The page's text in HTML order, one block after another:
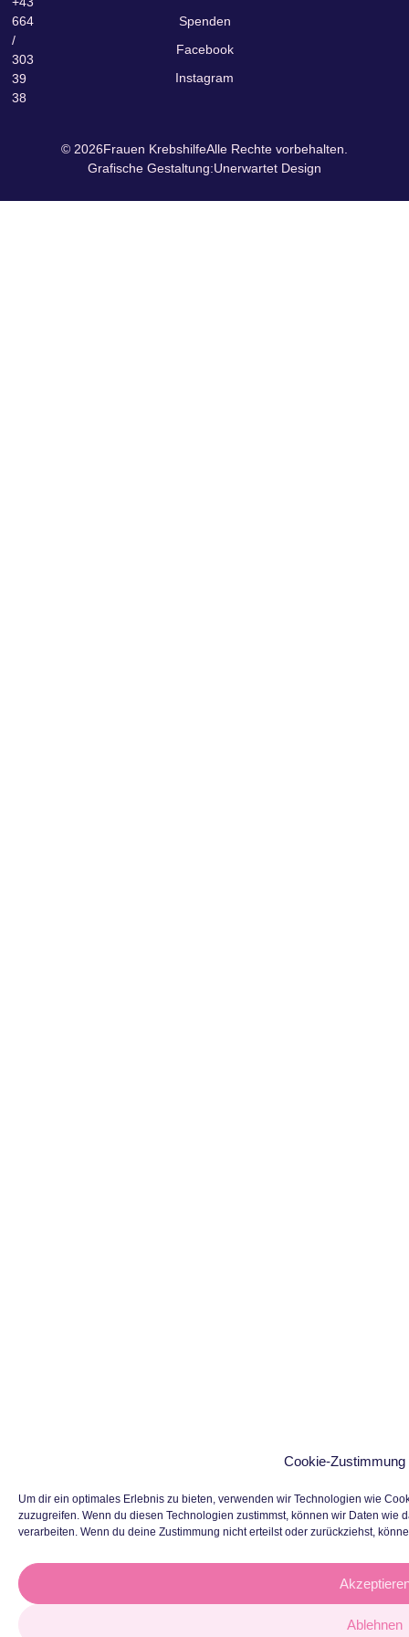
Cookie-Zustimmung
Um dir ein optimales Erlebnis zu bieten, verwenden wir Technologien wie
zuzugreifen. Wenn du diesen Technologien zustimmst, können wir Daten wie
verarbeiten. Wenn du deine Zustimmung nicht erteilst oder zurückziehst,
Ablehnen
664
/
303
39
38
Spenden
Facebook
Instagram
© 2026Frauen KrebshilfeAlle Rechte vorbehalten.
Grafische Gestaltung:Unerwartet Design